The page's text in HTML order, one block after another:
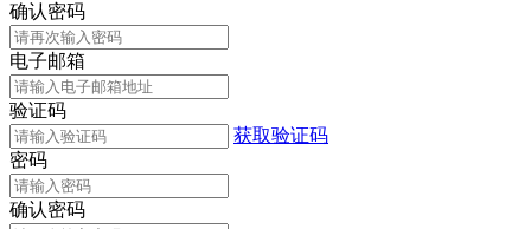
确认密码
电子邮箱
验证码
获取验证码
密码
确认密码